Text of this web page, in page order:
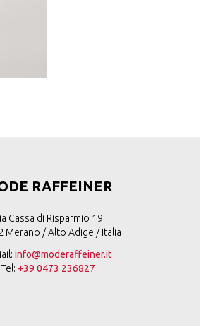
RAFFEINER
Cassa di Risparmio 19
Merano / Alto Adige / Italia
info@moderaffeiner.it
Tel: +39 0473 236827